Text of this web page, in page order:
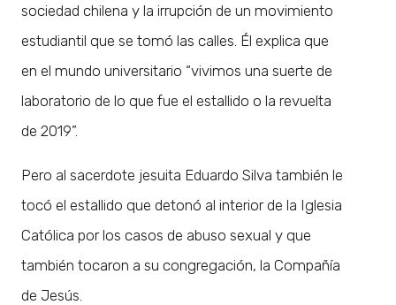
sociedad chilena y la irrupción de un movimiento
estudiantil que se tomó las calles. Él explica que
en el mundo universitario “vivimos una suerte de
laboratorio de lo que fue el estallido o la revuelta
de 2019”.
Pero al sacerdote jesuita Eduardo Silva también le
tocó el estallido que detonó al interior de la Iglesia
Católica por los casos de abuso sexual y que
también tocaron a su congregación, la Compañía
de Jesús.